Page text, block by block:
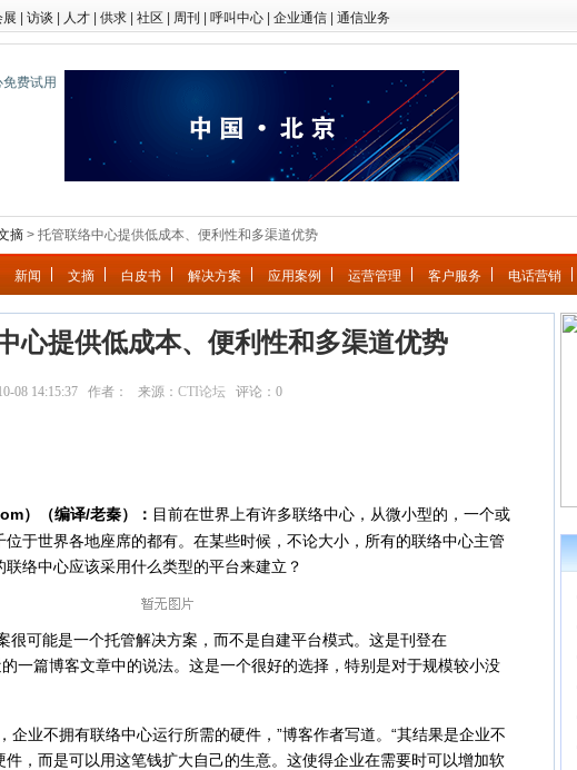
展 访谈 人才 供求 社区 周刊 呼叫中心 企业通信 通信业务
摘 > 托管联络中心提供低成本、便利性和多渠道优势
新闻 文摘 白皮书 解决方案 应用案例 运营管理 客户服务 电话营销
心提供低成本、便利性和多渠道优势
08 14:15:37 作者： 来源： CTI论坛 评论： 0
）（编译/老秦）： 目前在世界上有许多联络中心，从微小型的，一个或
于世界各地座席的都有。在某些时候，不论大小，所有的联络中心主管
络中心应该采用什么类型的平台来建立？
可能是一个托管解决方案，而不是自建平台模式。这是刊登在
一篇博客文章中的说法。这是一个很好的选择，特别是对于规模较小没
业不拥有联络中心运行所需的硬件，”博客作者写道。“其结果是企业不
件，而是可以用这笔钱扩大自己的生意。这使得企业在需要时可以增加软